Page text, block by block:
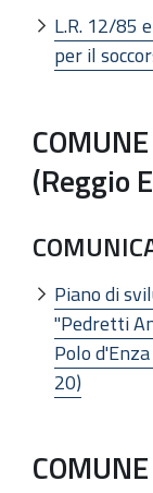
L.R. 12/85
per il
(Reggio
Piano di
"Pedretti
Polo
20)